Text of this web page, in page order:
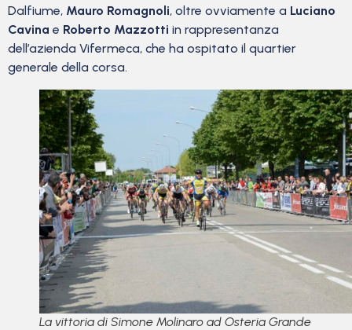
Dalfiume, Mauro Romagnoli, oltre ovviamente a Luciano
Cavina e Roberto Mazzotti in rappresentanza
dell’azienda Vifermeca, che ha ospitato il quartier
generale della corsa.
La vittoria di Simone Molinaro ad Osteria Grande